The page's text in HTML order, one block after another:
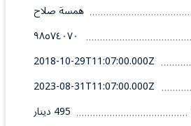
همسة صلاح
٩٨٥٧٤٠٧٠
2018-10-29T11:07:00.000Z
2023-08-31T11:07:00.000Z
495 دينار